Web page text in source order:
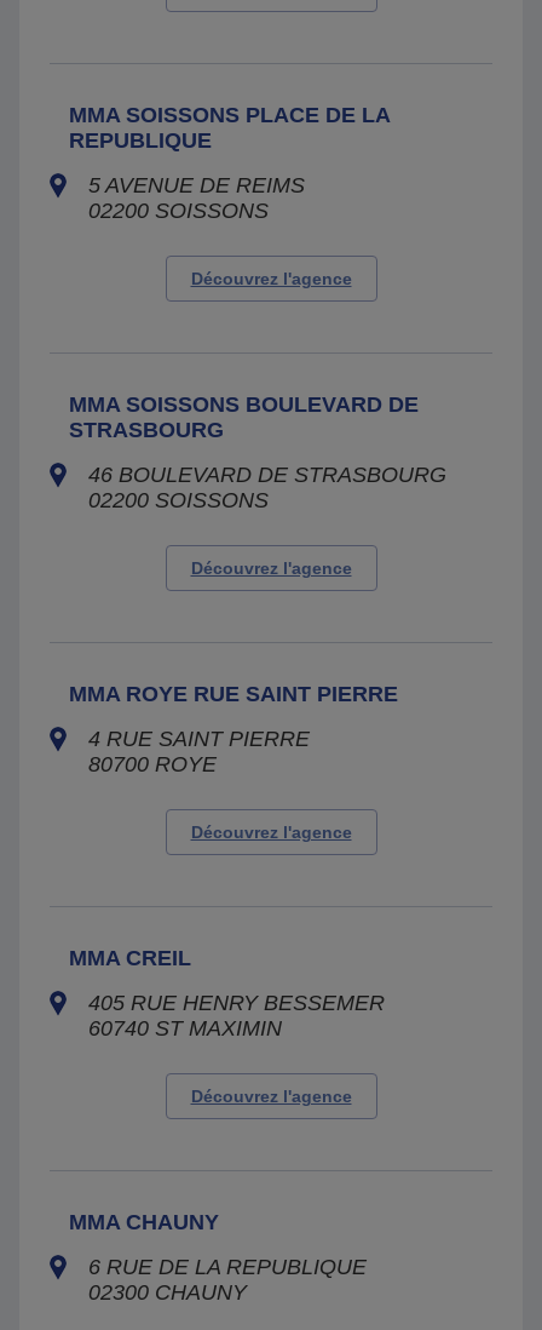
MMA SOISSONS PLACE DE LA
REPUBLIQUE
5 AVENUE DE REIMS
02200 SOISSONS
Découvrez l'agence
MMA SOISSONS BOULEVARD DE
STRASBOURG
46 BOULEVARD DE STRASBOURG
02200 SOISSONS
Découvrez l'agence
MMA ROYE RUE SAINT PIERRE
4 RUE SAINT PIERRE
80700 ROYE
Découvrez l'agence
MMA CREIL
405 RUE HENRY BESSEMER
60740 ST MAXIMIN
Découvrez l'agence
MMA CHAUNY
6 RUE DE LA REPUBLIQUE
02300 CHAUNY